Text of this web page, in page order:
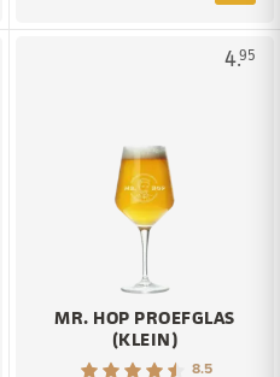
4.95
MR. HOP PROEFGLAS
(KLEIN)
8.5